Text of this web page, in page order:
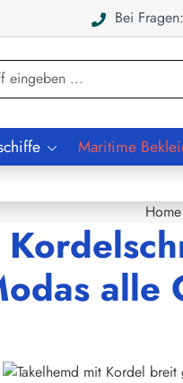
Bei
Maritime
Home
alle